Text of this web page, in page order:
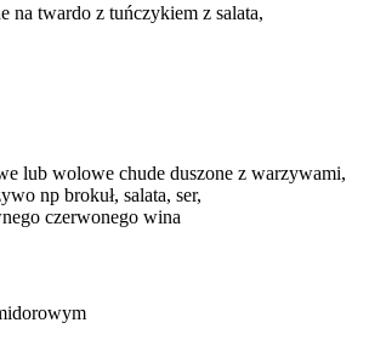
na twardo z tuńczykiem z salata,
lub wolowe chude duszone z warzywami,
np brokuł, salata, ser,
czerwonego wina